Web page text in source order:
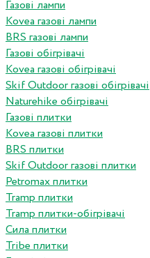
Газові лампи
Kovea газові лампи
BRS газові лампи
Газові обігрівачі
Kovea газові обігрівачі
Skif Outdoor газові обігрівачі
Naturehike обігрівачі
Газові плитки
Kovea газові плитки
BRS плитки
Skif Outdoor газові плитки
Petromax плитки
Tramp плитки
Tramp плитки-обігрівачі
Сила плитки
Tribe плитки